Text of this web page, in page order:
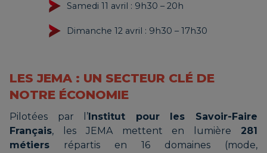
Samedi 11 avril : 9h30 – 20h
Dimanche 12 avril : 9h30 – 17h30
LES JEMA : UN SECTEUR CLÉ DE
NOTRE ÉCONOMIE
Pilotées par l’ Institut pour les Savoir-Faire
Français, les JEMA mettent en lumière 281
métiers répartis en 16 domaines (mode,